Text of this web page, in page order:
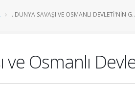
I. DÜNYA SAVAŞI VE OSMANLI DEVLETI'NIN
ve Osmanlı